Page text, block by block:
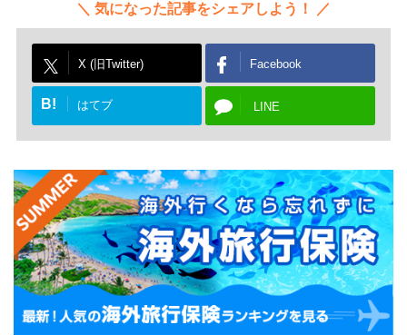
さらに対象になる病気を8大疾病（3大疾病（がん・急性
心筋梗塞・脳卒中）＋5大疾病（高血圧性疾患・糖尿病・
慢性腎不全・肝硬変・慢性膵炎））や11疾病（がん＋10
種類の生活習慣病（脳卒中、糖尿病、高血圧性疾患、大
これらのオプションをつけておくことで、亡くなった際
だけではなく、病気で働けなくなり、収入が下がってロ
ーン返済が厳しくなるリスクにも備えることができま
す。
気になった記事をシェアしよう！
X (旧Twitter) Facebook
B! はてブ LINE